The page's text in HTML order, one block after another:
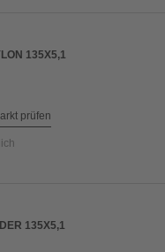
135X5,1
prüfen
135X5,1